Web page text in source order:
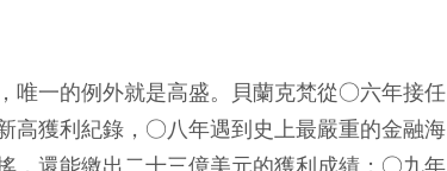
唯一的例外就是高盛。貝蘭克梵從○六年接任
高獲利紀錄，○八年遇到史上最嚴重的金融海
，還能繳出二十三億美元的獲利成績；○九年